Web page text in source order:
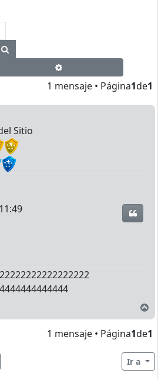
1 mensaje • Página1de1
Sitio
1 mensaje • Página1de1
Ir a